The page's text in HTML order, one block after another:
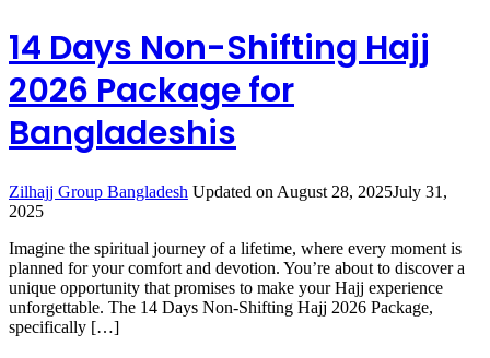
14 Days Non-Shifting Hajj
2026 Package for
Bangladeshis
Zilhajj Group Bangladesh Updated on August 28, 2025July 31,
2025
Imagine the spiritual journey of a lifetime, where every moment is
planned for your comfort and devotion. You’re about to discover a
unique opportunity that promises to make your Hajj experience
unforgettable. The 14 Days Non-Shifting Hajj 2026 Package,
specifically […]